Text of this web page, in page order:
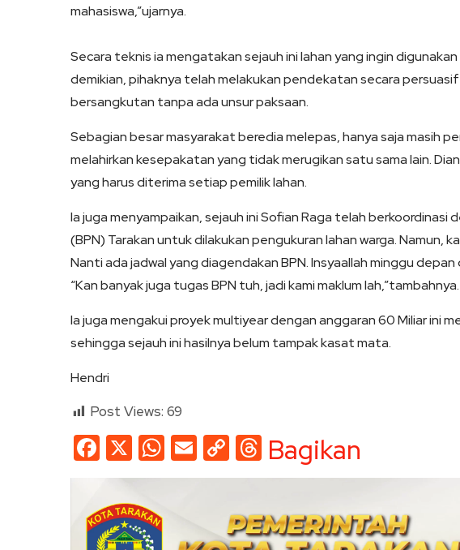
mahasiswa,”ujarnya.
Secara teknis ia mengatakan sejauh ini lahan yang ingin
demikian, pihaknya telah melakukan pendekatan secara
bersangkutan tanpa ada unsur paksaan.
Sebagian besar masyarakat beredia melepas, hanya saja masih
melahirkan kesepakatan yang tidak merugikan satu sama lain.
yang harus diterima setiap pemilik lahan.
Ia juga menyampaikan, sejauh ini Sofian Raga telah berkoordinasi
(BPN) Tarakan untuk dilakukan pengukuran lahan warga. Namun,
Nanti ada jadwal yang diagendakan BPN. Insyaallah minggu
“Kan banyak juga tugas BPN tuh, jadi kami maklum lah,”tambahnya.
Ia juga mengakui proyek multiyear dengan anggaran 60 Miliar ini
sehingga sejauh ini hasilnya belum tampak kasat mata.
Hendri
Post Views: 69
Facebook
X WhatsApp
EmailCopy
Link
Threads
Bagikan